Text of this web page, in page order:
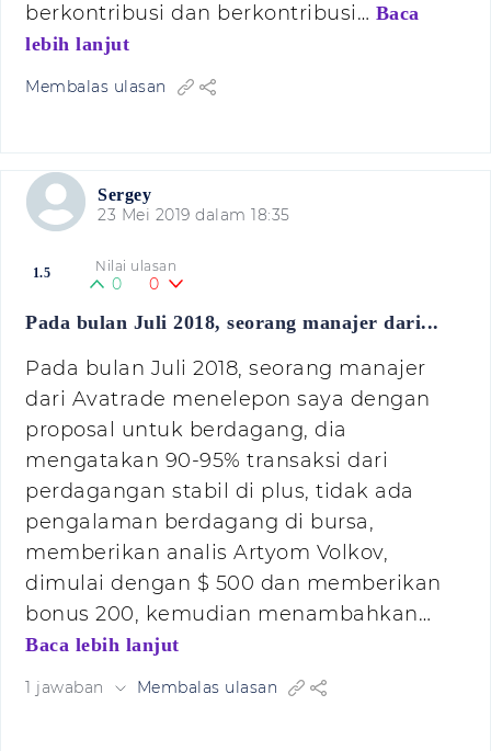
berkontribusi dan berkontribusi… Baca
lebih lanjut
Membalas ulasan
Sergey
23 Mei 2019 dalam 18:35
1.5 Nilai ulasan
0 0
Pada bulan Juli 2018, seorang manajer dari...
Pada bulan Juli 2018, seorang manajer
dari Avatrade menelepon saya dengan
proposal untuk berdagang, dia
mengatakan 90-95% transaksi dari
perdagangan stabil di plus, tidak ada
pengalaman berdagang di bursa,
memberikan analis Artyom Volkov,
dimulai dengan $ 500 dan memberikan
bonus 200, kemudian menambahkan…
Baca lebih lanjut
1 jawaban Membalas ulasan